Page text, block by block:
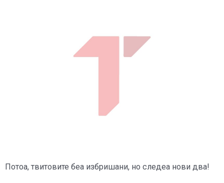
Потоа, твитовите беа избришани, но следеа нови два!